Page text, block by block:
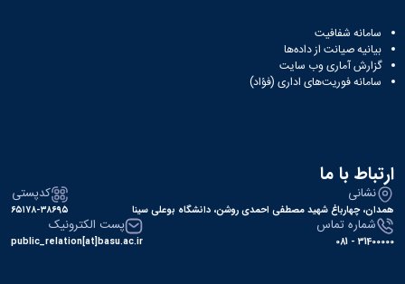
سامانه شفافیت
بیانیه صیانت از داده‌ها
گزارش آماری وب‌ سایت
سامانه فوریت‌های اداری (فؤاد)
ارتباط با ما
نشانی
همدان، چهارباغ شهید مصطفی احمدی روشن، دانشگاه بوعلی سینا
کدپستی
۶۵۱۷۸-۳۸۶۹۵
شماره تماس
31400000 - 081
پست الکترونیک
public_relation[at]basu.ac.ir